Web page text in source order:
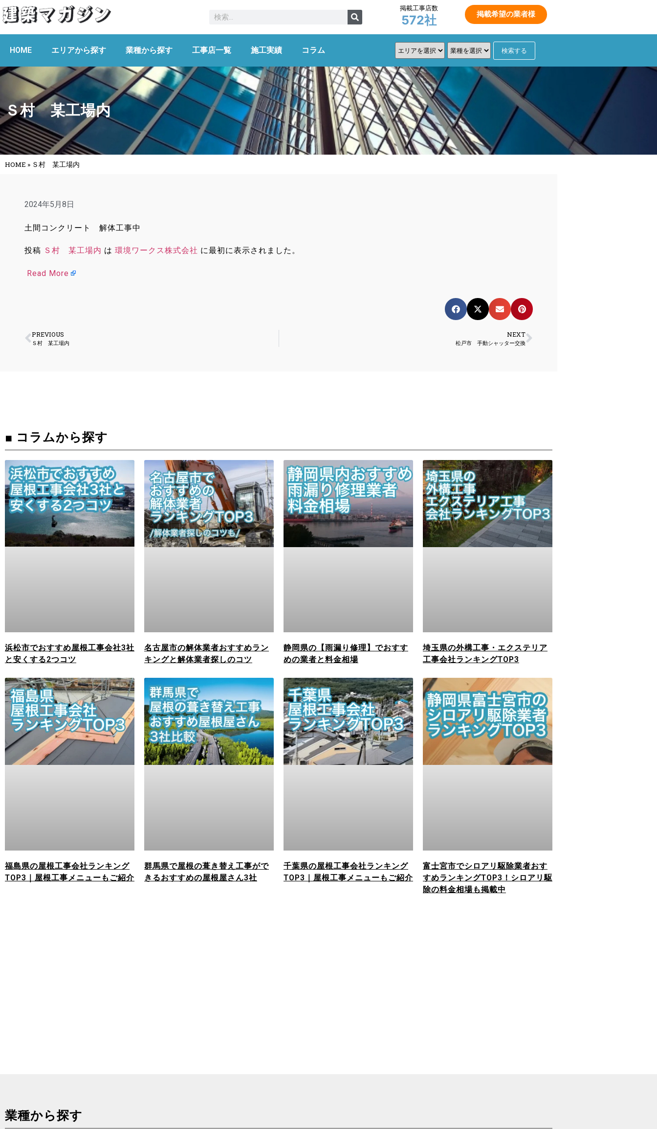
掲載工事店数
572社 掲載希望の業者様
HOME エリアから探す 業種から探す 工事店一覧 施工実績 コラム
Ｓ村 某工場内
HOME » Ｓ村 某工場内
2024年5月8日
土間コンクリート 解体工事中
投稿 Ｓ村 某工場内 は 環境ワークス株式会社 に最初に表示されました。
Read More
PREVIOUS
Ｓ村 某工場内
NEXT
松戸市 手動シャッター交換
■ コラムから探す
浜松市でおすすめ屋根工事会社3社
と安くする2つコツ
名古屋市の解体業者おすすめラン
キングと解体業者探しのコツ
静岡県の【雨漏り修理】でおすす
めの業者と料金相場
埼玉県の外構工事・エクステリア
工事会社ランキングTOP3
福島県の屋根工事会社ランキング
TOP3｜屋根工事メニューもご紹介
群馬県で屋根の葺き替え工事がで
きるおすすめの屋根屋さん3社
千葉県の屋根工事会社ランキング
TOP3｜屋根工事メニューもご紹介
富士宮市でシロアリ駆除業者おす
すめランキングTOP3！シロアリ駆
除の料金相場も掲載中
業種から探す